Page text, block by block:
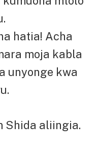
hatia! Acha
moja kabla
unyonge kwa
Shida aliingia.